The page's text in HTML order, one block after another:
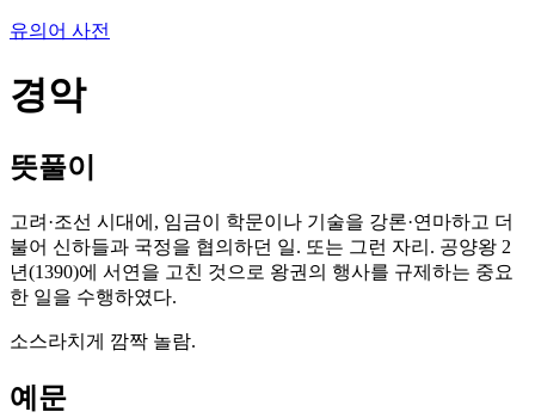
유의어 사전
경악
뜻풀이
고려·조선 시대에, 임금이 학문이나 기술을 강론·연마하고 더
불어 신하들과 국정을 협의하던 일. 또는 그런 자리. 공양왕 2
년(1390)에 서연을 고친 것으로 왕권의 행사를 규제하는 중요
한 일을 수행하였다.
소스라치게 깜짝 놀람.
예문